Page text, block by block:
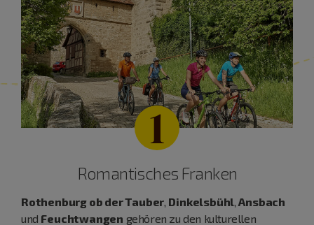
1
Romantisches Franken
Rothenburg ob der Tauber Dinkelsbühl ,Ansbach
und Feuchtwangen gehören zu den kulturellen